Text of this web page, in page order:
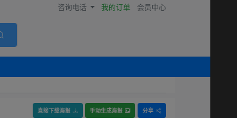
咨询电话 我的订单 会员中心
直接下载海报 手动生成海报 分享